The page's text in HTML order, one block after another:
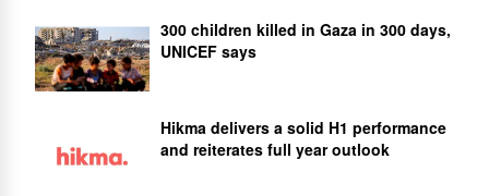
300 children killed in Gaza in 300 days,
UNICEF says
Hikma delivers a solid H1 performance
and reiterates full year outlook